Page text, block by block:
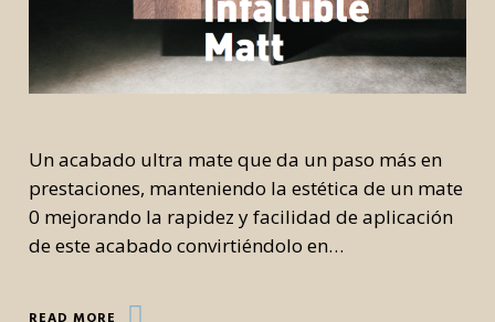
Un acabado ultra mate que da un paso más en
prestaciones, manteniendo la estética de un mate
0 mejorando la rapidez y facilidad de aplicación
de este acabado convirtiéndolo en…